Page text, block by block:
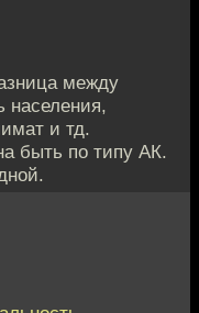
между
населения,
и тд.
быть по типу АК.